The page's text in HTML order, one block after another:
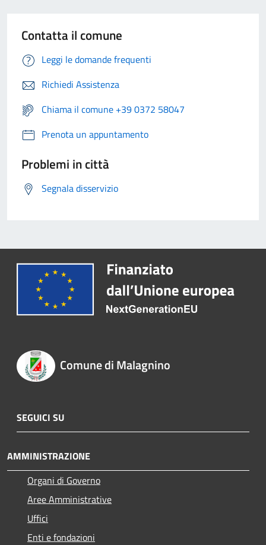
Contatta il comune
Leggi le domande frequenti
Richiedi Assistenza
Chiama il comune +39 0372 58047
Prenota un appuntamento
Problemi in città
Segnala disservizio
Comune di Malagnino
SEGUICI SU
AMMINISTRAZIONE
Organi di Governo
Aree Amministrative
Uffici
Enti e fondazioni